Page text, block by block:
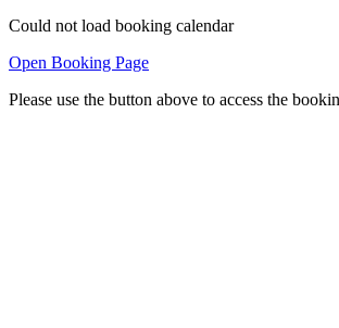
Could not load booking calendar
Open Booking Page
Please use the button above to access the